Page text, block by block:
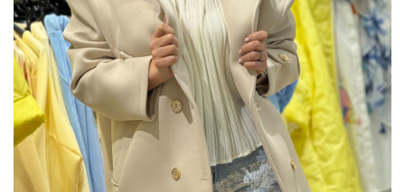
Costume de baie